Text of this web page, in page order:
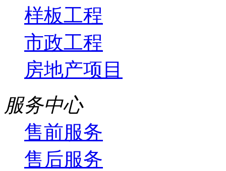
样板工程
市政工程
房地产项目
服务中心
售前服务
售后服务